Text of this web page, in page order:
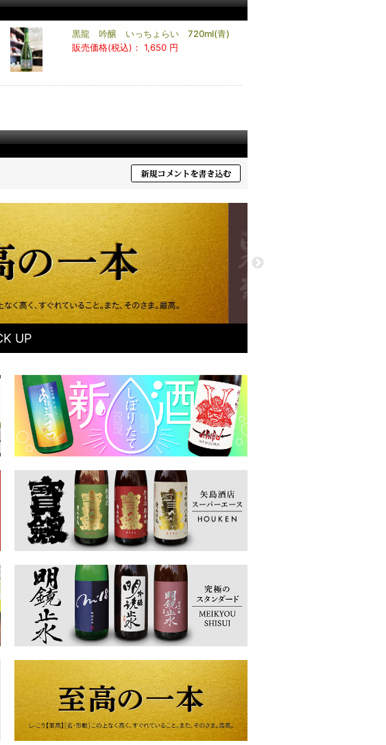
黒龍 吟醸 いっちょらい 720ml(青)
販売価格(税込)： 1,650 円
UP